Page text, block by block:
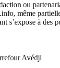
ou
même
s’expose à des
Avédji